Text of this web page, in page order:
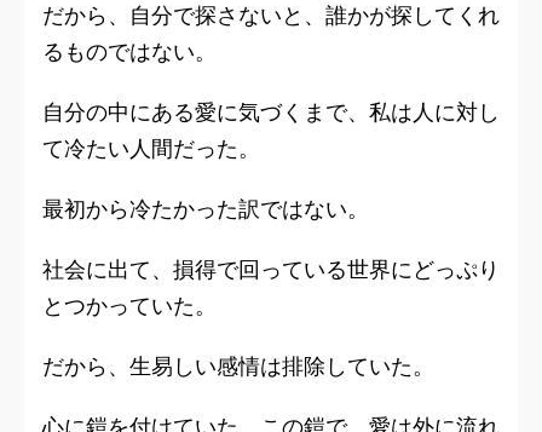
だから、自分で探さないと、誰かが探してくれ
るものではない。
自分の中にある愛に気づくまで、私は人に対し
て冷たい人間だった。
最初から冷たかった訳ではない。
社会に出て、損得で回っている世界にどっぷり
とつかっていた。
だから、生易しい感情は排除していた。
心に鎧を付けていた。この鎧で、愛は外に流れ